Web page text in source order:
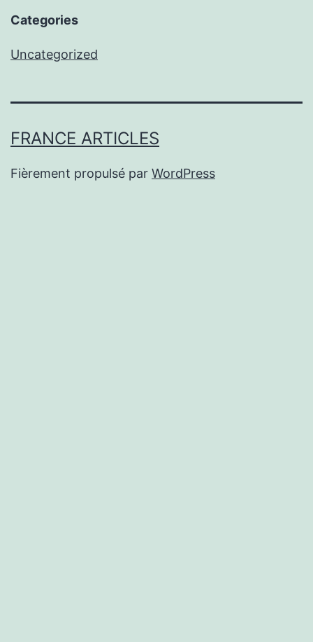
Categories
Uncategorized
FRANCE ARTICLES
Fièrement propulsé par WordPress